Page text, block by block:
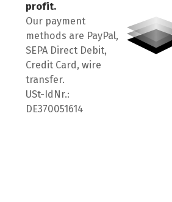
profit.
Our payment
methods are PayPal,
SEPA Direct Debit,
Credit Card, wire
transfer.
USt-IdNr.:
DE370051614